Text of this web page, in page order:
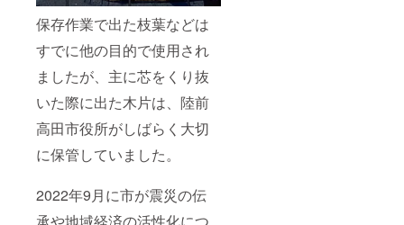
保存作業で出た枝葉などは
すでに他の目的で使用され
ましたが、主に芯をくり抜
いた際に出た木片は、陸前
高田市役所がしばらく大切
に保管していました。
2022年9月に市が震災の伝
承や地域経済の活性化につ